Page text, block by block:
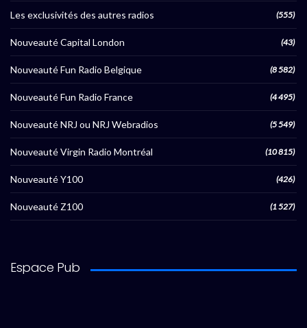
Les exclusivités des autres radios (555)
Nouveauté Capital London (43)
Nouveauté Fun Radio Belgique (8 582)
Nouveauté Fun Radio France (4 495)
Nouveauté NRJ ou NRJ Webradios (5 549)
Nouveauté Virgin Radio Montréal (10 815)
Nouveauté Y100 (426)
Nouveauté Z100 (1 527)
Espace Pub